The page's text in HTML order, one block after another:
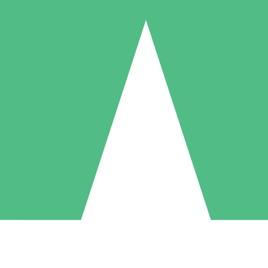
Individuele Creditpakketten
per gebruik met downloadtegoeden. Geen maandelijkse verplichting
5 Downloaden
US$